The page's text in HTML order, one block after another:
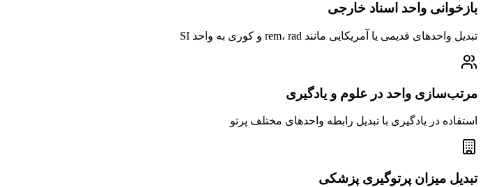
بازخوانی واحد اسناد خارجی
تبدیل واحدهای قدیمی یا آمریکایی مانند rem، rad و کوری به واحد SI
مرتب‌سازی واحد در علوم و یادگیری
استفاده در یادگیری با تبدیل رابطه واحدهای مختلف پرتو
تبدیل میزان پرتوگیری پزشکی